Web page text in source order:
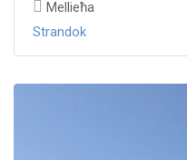
Mellieħa
Strandok